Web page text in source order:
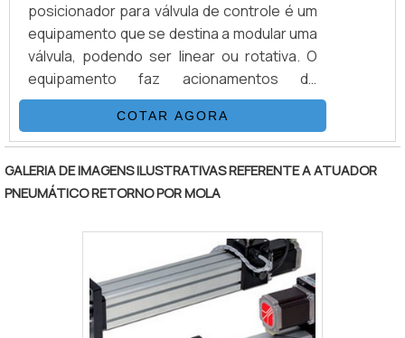
posicionador para válvula de controle é um
equipamento que se destina a modular uma
válvula, podendo ser linear ou rotativa. O
equipamento faz acionamentos de
abertura e fechamento proporcionais,
conforme a necessidade da aplicação.Este
comando é realizado através da entrada de
sinais elétricos em forma corrente
(miliampère) no posicionador de válvula de
mA, onde o menor valor posiciona a válvula
na posição fechada e o ma.
COTAR AGORA
GALERIA DE IMAGENS ILUSTRATIVAS REFERENTE A ATUADOR
PNEUMÁTICO RETORNO POR MOLA